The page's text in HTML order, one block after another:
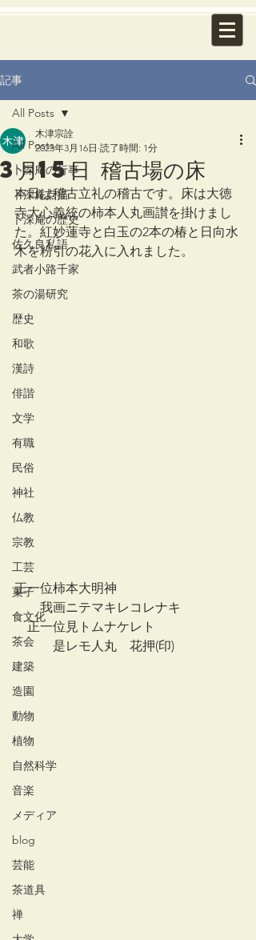
記事
All Posts
卜深庵の行事
卜深庵点描
卜深庵の歴史
佐久良私語
武者小路千家
茶の湯研究
歴史
和歌
漢詩
俳諧
文学
有職
民俗
神社
仏教
宗教
工芸
菓子
食文化
茶会
建築
造園
動物
植物
自然科学
音楽
メディア
blog
芸能
茶道具
禅
All Posts
3月15日 稽古場の床
木津宗詮
2023年3月16日 読了時間: 1分
本日は稽古立礼の稽古です。床は大徳
寺大心義統の柿本人丸画讃を掛けまし
た。紅妙蓮寺と白玉の2本の椿と日向水
木を粉引の花入に入れました。
正一位柿本大明神
我画ニテマキレコレナキ
正一位見トムナケレト
是レモ人丸　花押(印)